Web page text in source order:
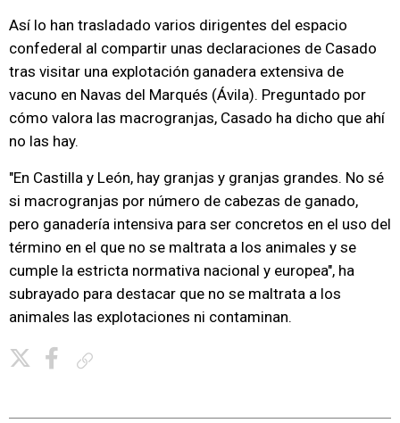
Así lo han trasladado varios dirigentes del espacio
confederal al compartir unas declaraciones de Casado
tras visitar una explotación ganadera extensiva de
vacuno en Navas del Marqués (Ávila). Preguntado por
cómo valora las macrogranjas, Casado ha dicho que ahí
no las hay.
"En Castilla y León, hay granjas y granjas grandes. No sé
si macrogranjas por número de cabezas de ganado,
pero ganadería intensiva para ser concretos en el uso del
término en el que no se maltrata a los animales y se
cumple la estricta normativa nacional y europea", ha
subrayado para destacar que no se maltrata a los
animales las explotaciones ni contaminan.